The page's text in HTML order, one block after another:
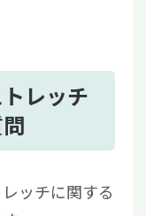
レッチ
ッチに関する